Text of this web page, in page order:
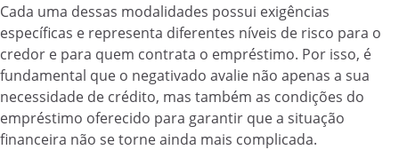
Cada uma dessas modalidades possui exigências
específicas e representa diferentes níveis de risco para o
credor e para quem contrata o empréstimo. Por isso, é
fundamental que o negativado avalie não apenas a sua
necessidade de crédito, mas também as condições do
empréstimo oferecido para garantir que a situação
financeira não se torne ainda mais complicada.